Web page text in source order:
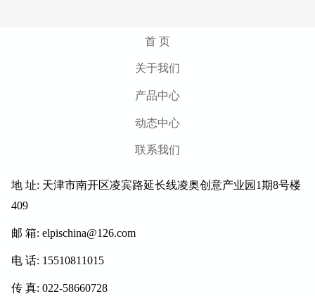
首 页
关于我们
产品中心
动态中心
联系我们
地 址: 天津市南开区凌宾路延长线凌奥创意产业园1期8号楼
409
邮 箱: elpischina@126.com
电 话: 15510811015
传 真: 022-58660728